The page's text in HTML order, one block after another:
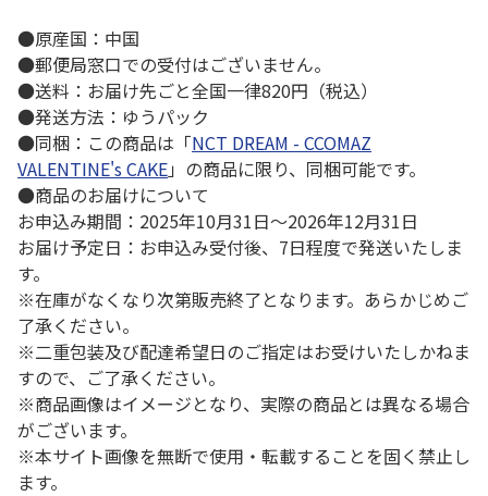
●原産国：中国
●郵便局窓口での受付はございません。
●送料：お届け先ごと全国一律820円（税込）
●発送方法：ゆうパック
●同梱：この商品は「NCT DREAM - CCOMAZ
VALENTINE's CAKE」の商品に限り、同梱可能です。
●商品のお届けについて
お申込み期間：2025年10月31日～2026年12月31日
お届け予定日：お申込み受付後、7日程度で発送いたしま
す。
※在庫がなくなり次第販売終了となります。あらかじめご
了承ください。
※二重包装及び配達希望日のご指定はお受けいたしかねま
すので、ご了承ください。
※商品画像はイメージとなり、実際の商品とは異なる場合
がございます。
※本サイト画像を無断で使用・転載することを固く禁止し
ます。